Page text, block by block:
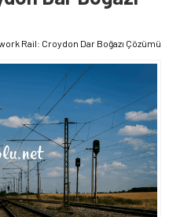
Rail: Croydon Dar Boğazı Çözümü